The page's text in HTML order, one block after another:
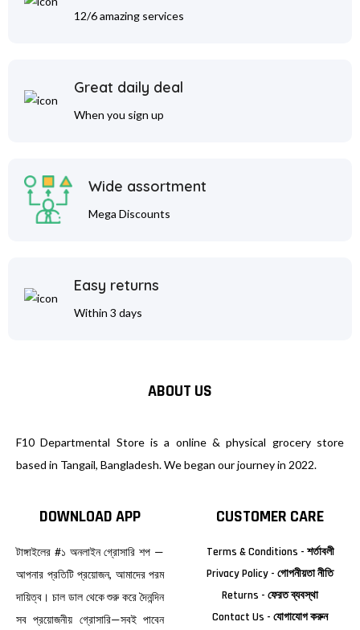
12/6 amazing services
Great daily deal
When you sign up
Wide assortment
Mega Discounts
Easy returns
Within 3 days
ABOUT US
F10 Departmental Store is a online & physical grocery store
based in Tangail, Bangladesh. We began our journey in 2022.
DOWNLOAD APP
টাঙ্গাইলের #১ অনলাইন গ্রোসারি শপ —
আপনার প্রতিটি প্রয়োজন, আমাদের পরম
দায়িত্ব। চাল ডাল থেকে শুরু করে দৈনন্দিন
সব প্রয়োজনীয় গ্রোসারি—সবই পাবেন
CUSTOMER CARE
Terms & Conditions - শর্তাবলী
Privacy Policy - গোপনীয়তা নীতি
Returns - ফেরত ব্যবস্থা
Contact Us - যোগাযোগ করুন